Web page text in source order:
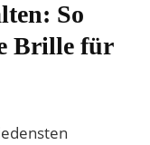
So
Brille für